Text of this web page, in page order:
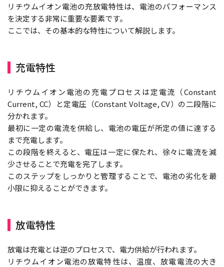
リチウムイオン電池の充放電特性は、電池のパフォーマンス
を決定する非常に重要な要素です。
ここでは、その基本的な特性について解説します。
充電特性
リチウムイオン電池の充電プロセスは定電流（Constant
Current, CC）と定電圧（Constant Voltage, CV）の二段階に
分かれます。
最初に一定の電流を供給し、電池の電圧が所定の値に達する
まで充電します。
この段階を終えると、電圧は一定に保たれ、徐々に電流を減
少させることで充電を完了します。
このステップをしっかりと管理することで、電池の劣化を最
小限に抑えることができます。
放電特性
放電は充電とは逆のプロセスで、電力供給が行われます。
リチウムイオン電池の放電特性は、温度、放電電流の大き